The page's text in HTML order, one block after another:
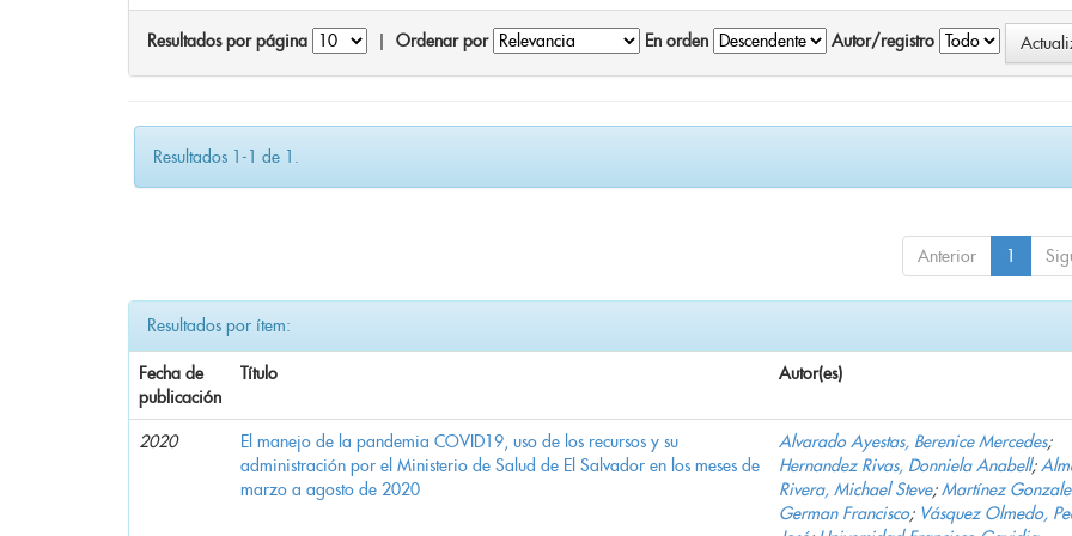
Resultados por página Ordenar por En orden Autor/registro
Resultados 1-1 de 1.
Anterior 1
Resultados por ítem:
Fecha de
publicación
Título Autor(es)
2020
El manejo de la pandemia COVID19, uso de los recursos y su
administración por el Ministerio de Salud de El Salvador en los meses de
marzo a agosto de 2020
Alvarado Ayestas, Berenice Mercedes;
Hernandez Rivas, Donniela Anabell;
Rivera, Michael Steve;Martínez
German Francisco; Vásquez Olmedo,